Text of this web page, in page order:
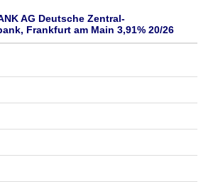
AG Deutsche Zentral-
Frankfurt am Main 3,91% 20/26